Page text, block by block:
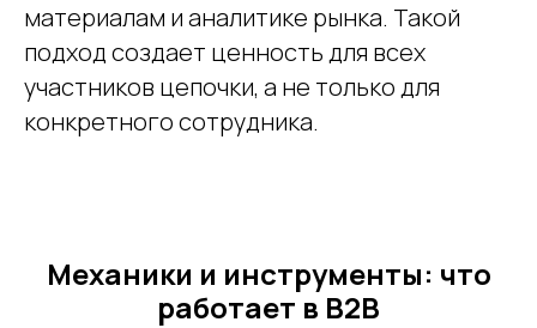
материалам и аналитике рынка. Такой
подход создает ценность для всех
участников цепочки, а не только для
конкретного сотрудника.
Механики и инструменты: что
работает в B2B